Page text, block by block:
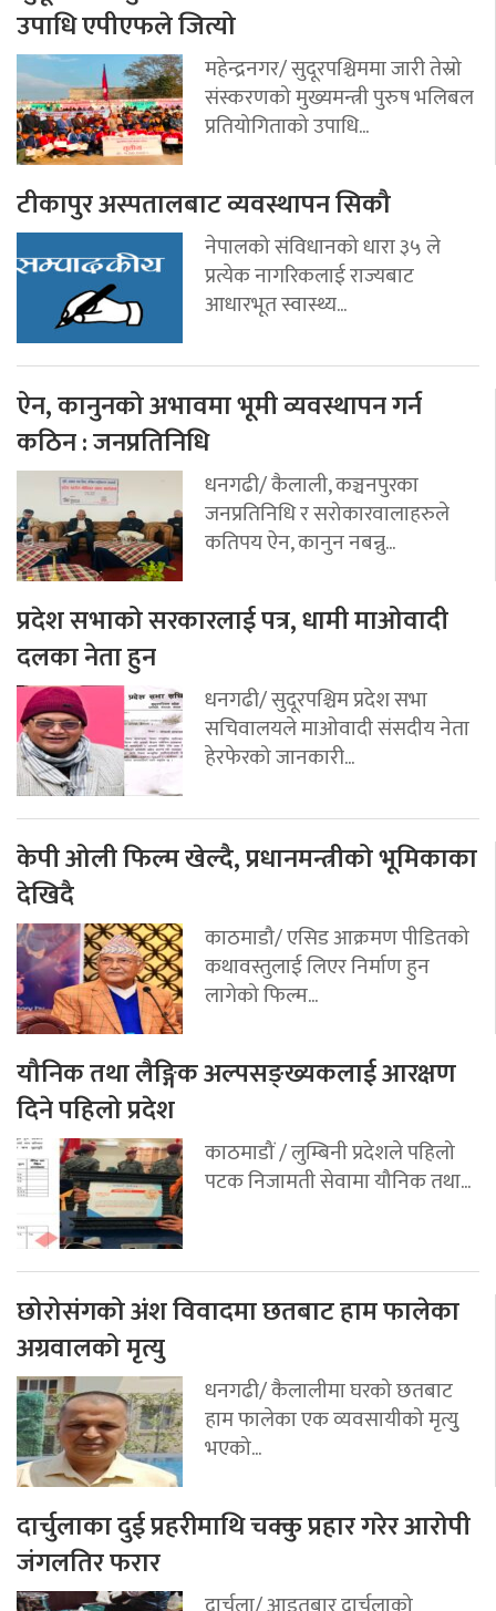
उपाधि एपीएफले जित्यो
महेन्द्रनगर/ सुदूरपश्चिममा जारी तेस्रो
संस्करणको मुख्यमन्त्री पुरुष भलिबल
प्रतियोगिताको उपाधि...
टीकापुर अस्पतालबाट व्यवस्थापन सिकौ
नेपालको संविधानको धारा ३५ ले
प्रत्येक नागरिकलाई राज्यबाट
आधारभूत स्वास्थ्य...
ऐन, कानुनको अभावमा भूमी व्यवस्थापन गर्न
कठिन : जनप्रतिनिधि
धनगढी/ कैलाली, कञ्चनपुरका
जनप्रतिनिधि र सरोकारवालाहरुले
कतिपय ऐन, कानुन नबन्नु...
प्रदेश सभाको सरकारलाई पत्र, धामी माओवादी
दलका नेता हुन
धनगढी/ सुदूरपश्चिम प्रदेश सभा
सचिवालयले माओवादी संसदीय नेता
हेरफेरको जानकारी...
केपी ओली फिल्म खेल्दै, प्रधानमन्त्रीको भूमिकाका
देखिदै
काठमाडौ/ एसिड आक्रमण पीडितको
कथावस्तुलाई लिएर निर्माण हुन
लागेको फिल्म...
यौनिक तथा लैङ्गिक अल्पसङ्ख्यकलाई आरक्षण
दिने पहिलो प्रदेश
काठमाडौं / लुम्बिनी प्रदेशले पहिलो
पटक निजामती सेवामा यौनिक तथा...
छोरोसंगको अंश विवादमा छतबाट हाम फालेका
अग्रवालको मृत्यु
धनगढी/ कैलालीमा घरको छतबाट
हाम फालेका एक व्यवसायीको मृत्युु
भएको...
दार्चुलाका दुई प्रहरीमाथि चक्कु प्रहार गरेर आरोपी
जंगलतिर फरार